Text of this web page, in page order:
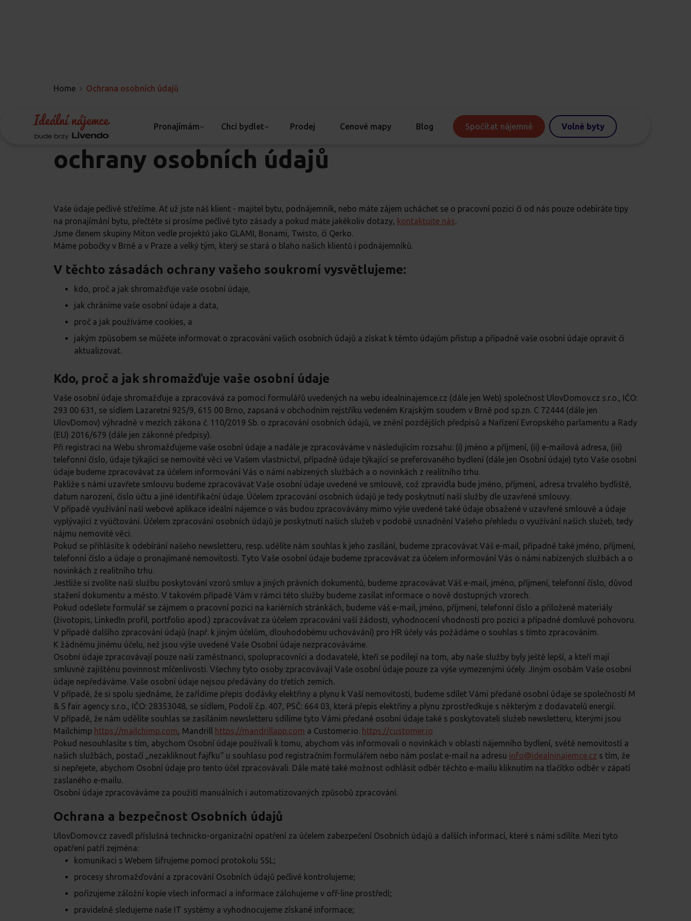
Pronajímám Chci bydlet Prodej Cenové mapy Blog Spočítat nájemné Volné byty
Home Ochrana osobních údajů
Jaké má Ideální nájemce zásady
ochrany osobních údajů
Vaše údaje pečlivě střežíme. Ať už jste náš klient - majitel bytu, podnájemník, nebo máte zájem ucháchet se o pracovní pozici či od nás pouze odebíráte tipy
na pronajímání bytu, přečtěte si prosíme pečlivě tyto zásady a pokud máte jakékoliv dotazy, kontaktujte nás.
Jsme členem skupiny Miton vedle projektů jako GLAMI, Bonami, Twisto, či Qerko.
Máme pobočky v Brně a v Praze a velký tým, který se stará o blaho našich klientů i podnájemníků.
V těchto zásadách ochrany vašeho soukromí vysvětlujeme:
kdo, proč a jak shromažďuje vaše osobní údaje,
jak chráníme vaše osobní údaje a data,
proč a jak používáme cookies, a
jakým způsobem se můžete informovat o zpracování vašich osobních údajů a získat k těmto údajům přístup a případně vaše osobní údaje opravit či
aktualizovat.
Kdo, proč a jak shromažďuje vaše osobní údaje
Vaše osobní údaje shromažďuje a zpracovává za pomocí formulářů uvedených na webu idealninajemce.cz (dále jen Web) společnost UlovDomov.cz s.r.o., IČO:
293 00 631, se sídlem Lazaretní 925/9, 615 00 Brno, zapsaná v obchodním rejstříku vedeném Krajským soudem v Brně pod sp.zn. C 72444 (dále jen
UlovDomov) výhradně v mezích zákona č. 110/2019 Sb. o zpracování osobních údajů, ve znění pozdějších předpisů a Nařízení Evropského parlamentu a Rady
(EU) 2016/679 (dále jen zákonné předpisy).
Při registraci na Webu shromažďujeme vaše osobní údaje a nadále je zpracováváme v následujícím rozsahu: (i) jméno a příjmení, (ii) e-mailová adresa, (iii)
telefonní číslo, údaje týkající se nemovité věci ve Vašem vlastnictví, případně údaje týkající se preferovaného bydlení (dále jen Osobní údaje) tyto Vaše osobní
údaje budeme zpracovávat za účelem informování Vás o námi nabízených službách a o novinkách z realitního trhu.
Pakliže s námi uzavřete smlouvu budeme zpracovávat Vaše osobní údaje uvedené ve smlouvě, což zpravidla bude jméno, příjmení, adresa trvalého bydliště,
datum narození, číslo účtu a jiné identifikační údaje. Účelem zpracování osobních údajů je tedy poskytnutí naší služby dle uzavřené smlouvy.
V případě využívání naší webové aplikace ideální nájemce o vás budou zpracovávány mimo výše uvedené také údaje obsažené v uzavřené smlouvě a údaje
vyplývající z vyúčtování. Účelem zpracování osobních údajů je poskytnutí našich služeb v podobě usnadnění Vašeho přehledu o využívání našich služeb, tedy
nájmu nemovité věci.
Pokud se přihlásíte k odebírání našeho newsletteru, resp. udělíte nám souhlas k jeho zasílání, budeme zpracovávat Váš e-mail, případně také jméno, příjmení,
telefonní číslo a údaje o pronajímané nemovitosti. Tyto Vaše osobní údaje budeme zpracovávat za účelem informování Vás o námi nabízených službách a o
novinkách z realitního trhu.
Jestliže si zvolíte naši službu poskytování vzorů smluv a jiných právních dokumentů, budeme zpracovávat Váš e-mail, jméno, příjmení, telefonní číslo, důvod
stažení dokumentu a město. V takovém případě Vám v rámci této služby budeme zasílat informace o nově dostupných vzorech.
Pokud odešlete formulář se zájmem o pracovní pozici na kariérních stránkách, budeme váš e-mail, jméno, příjmení, telefonní číslo a přiložené materiály
(životopis, LinkedIn profil, portfolio apod.) zpracovávat za účelem zpracování vaší žádosti, vyhodnocení vhodnosti pro pozici a případné domluvě pohovoru.
V případě dalšího zpracování údajů (např. k jiným účelům, dlouhodobému uchovávání) pro HR účely vás požádáme o souhlas s tímto zpracováním.
K žádnému jinému účelu, než jsou výše uvedené Vaše Osobní údaje nezpracováváme.
Osobní údaje zpracovávají pouze naši zaměstnanci, spolupracovníci a dodavatelé, kteří se podílejí na tom, aby naše služby byly ještě lepší, a kteří mají
smluvně zajištěnu povinnost mlčenlivosti. Všechny tyto osoby zpracovávají Vaše osobní údaje pouze za výše vymezenými účely. Jiným osobám Vaše osobní
údaje nepředáváme. Vaše osobní údaje nejsou předávány do třetích zemích.
V případě, že si spolu sjednáme, že zařídíme přepis dodávky elektřiny a plynu k Vaší nemovitosti, budeme sdílet Vámi předané osobní údaje se společností M
& S fair agency s.r.o., IČO: 28353048, se sídlem, Podolí č.p. 407, PSČ: 664 03, která přepis elektřiny a plynu zprostředkuje s některým z dodavatelů energií.
V případě, že nám udělíte souhlas se zasíláním newsletteru sdílíme tyto Vámi předané osobní údaje také s poskytovateli služeb newsletteru, kterými jsou
Mailchimp https://mailchimp.com, Mandrill https://mandrillapp.com a Customer.io. https://customer.io
Pokud nesouhlasíte s tím, abychom Osobní údaje používali k tomu, abychom vás informovali o novinkách v oblasti nájemního bydlení, světě nemovitostí a
našich službách, postačí „nezakliknout fajfku“ u souhlasu pod registračním formulářem nebo nám poslat e-mail na adresu info@idealninajemce.cz s tím, že
si nepřejete, abychom Osobní údaje pro tento účel zpracovávali. Dále maté také možnost odhlásit odběr těchto e-mailu kliknutím na tlačítko odběr v zápatí
zaslaného e-mailu.
Osobní údaje zpracováváme za použití manuálních i automatizovaných způsobů zpracování.
Ochrana a bezpečnost Osobních údajů
UlovDomov.cz zavedl příslušná technicko-organizační opatření za účelem zabezpečení Osobních údajů a dalších informací, které s námi sdílíte. Mezi tyto
opatření patří zejména:
komunikaci s Webem šifrujeme pomocí protokolu SSL;
procesy shromažďování a zpracování Osobních údajů pečlivě kontrolujeme;
pořizujeme záložní kopie všech informací a informace zálohujeme v off-line prostředí;
pravidelně sledujeme naše IT systémy a vyhodnocujeme získané informace;